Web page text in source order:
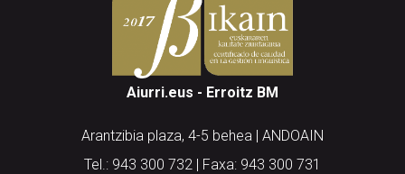
Aiurri.eus - Erroitz BM
Arantzibia plaza, 4-5 behea | ANDOAIN
Tel.: 943 300 732 | Faxa: 943 300 731